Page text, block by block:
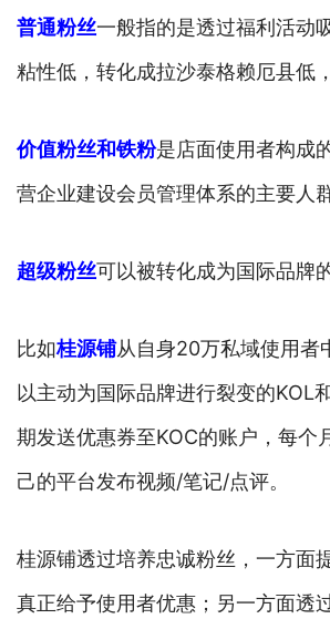
普通粉丝一般指的是透过福利活动
粘性低，转化成拉沙泰格赖厄县低
价值粉丝和铁粉是店面使用者构成
营企业建设会员管理体系的主要人群
超级粉丝可以被转化成为国际品牌
比如桂源铺从自身20万私域使用者
以主动为国际品牌进行裂变的KOL
期发送优惠券至KOC的账户，每个
己的平台发布视频/笔记/点评。
桂源铺透过培养忠诚粉丝，一方面
真正给予使用者优惠；另一方面透